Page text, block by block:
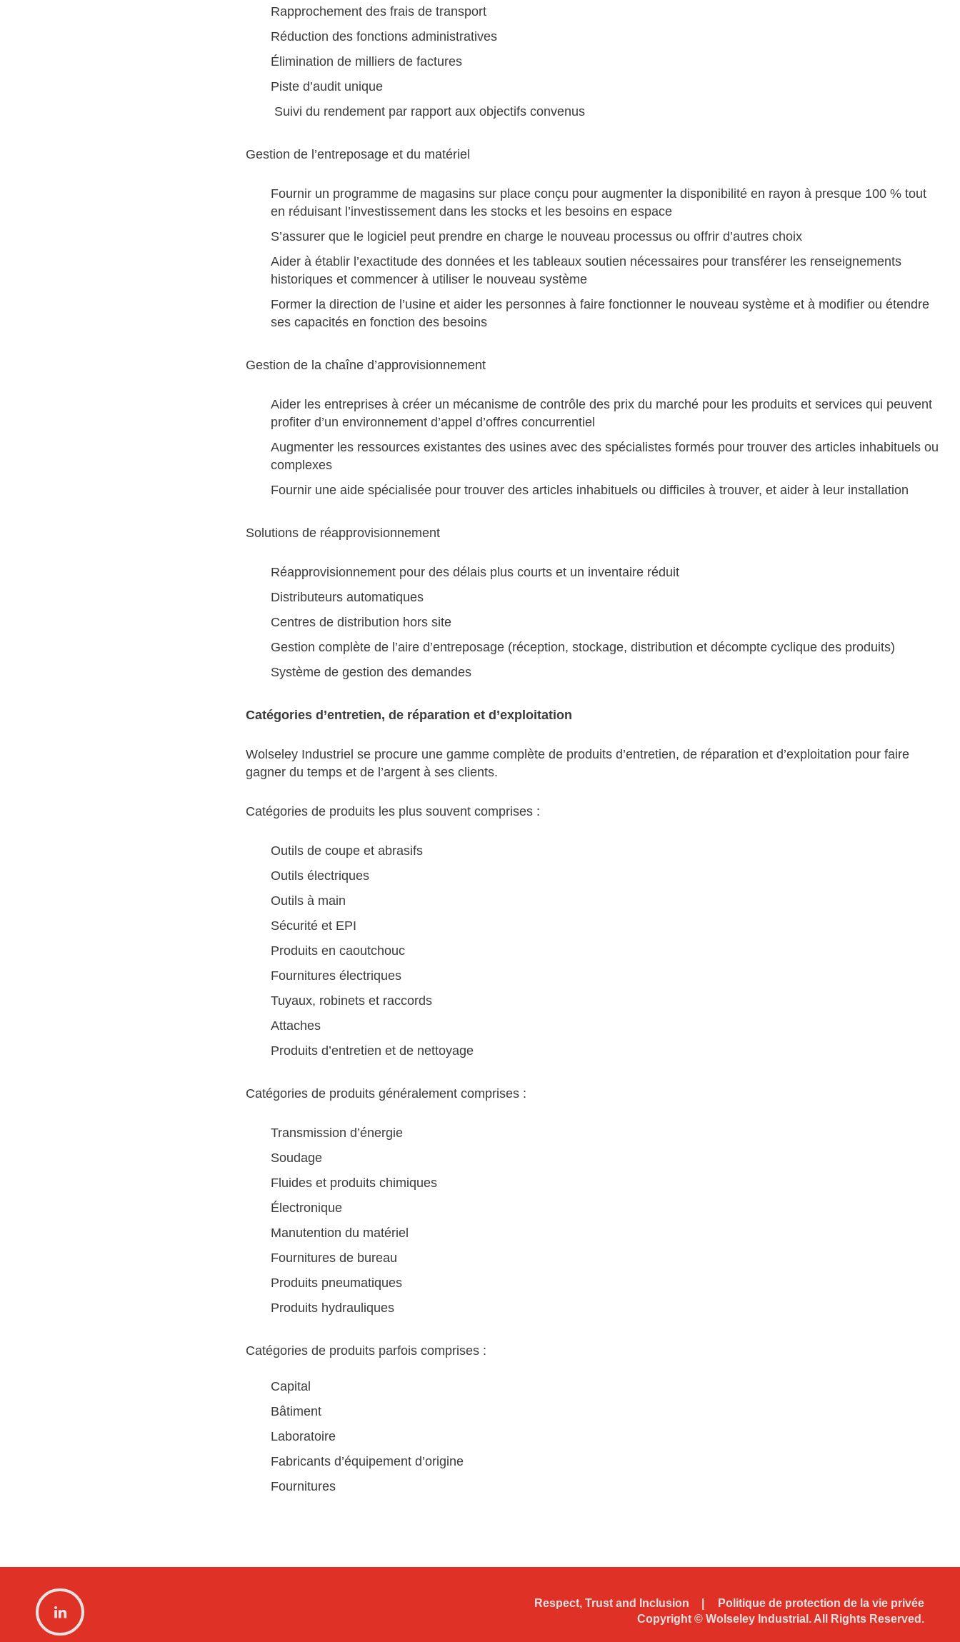
Rapprochement des frais de transport
Réduction des fonctions administratives
Élimination de milliers de factures
Piste d’audit unique
Suivi du rendement par rapport aux objectifs convenus
Gestion de l’entreposage et du matériel
Fournir un programme de magasins sur place conçu pour augmenter la disponibilité en rayon à presque 100 % tout
en réduisant l’investissement dans les stocks et les besoins en espace
S’assurer que le logiciel peut prendre en charge le nouveau processus ou offrir d’autres choix
Aider à établir l’exactitude des données et les tableaux soutien nécessaires pour transférer les renseignements
historiques et commencer à utiliser le nouveau système
Former la direction de l’usine et aider les personnes à faire fonctionner le nouveau système et à modifier ou étendre
ses capacités en fonction des besoins
Gestion de la chaîne d’approvisionnement
Aider les entreprises à créer un mécanisme de contrôle des prix du marché pour les produits et services qui peuvent
profiter d’un environnement d’appel d’offres concurrentiel
Augmenter les ressources existantes des usines avec des spécialistes formés pour trouver des articles inhabituels ou
complexes
Fournir une aide spécialisée pour trouver des articles inhabituels ou difficiles à trouver, et aider à leur installation
Solutions de réapprovisionnement
Réapprovisionnement pour des délais plus courts et un inventaire réduit
Distributeurs automatiques
Centres de distribution hors site
Gestion complète de l’aire d’entreposage (réception, stockage, distribution et décompte cyclique des produits)
Système de gestion des demandes
Catégories d’entretien, de réparation et d’exploitation
Wolseley Industriel se procure une gamme complète de produits d’entretien, de réparation et d’exploitation pour faire
gagner du temps et de l’argent à ses clients.
Catégories de produits les plus souvent comprises :
Outils de coupe et abrasifs
Outils électriques
Outils à main
Sécurité et EPI
Produits en caoutchouc
Fournitures électriques
Tuyaux, robinets et raccords
Attaches
Produits d’entretien et de nettoyage
Catégories de produits généralement comprises :
Transmission d’énergie
Soudage
Fluides et produits chimiques
Électronique
Manutention du matériel
Fournitures de bureau
Produits pneumatiques
Produits hydrauliques
Catégories de produits parfois comprises :
Capital
Bâtiment
Laboratoire
Fabricants d’équipement d’origine
Fournitures
Respect, Trust and Inclusion
Politique de protection de la vie privée
Copyright © Wolseley Industrial. All Rights Reserved.